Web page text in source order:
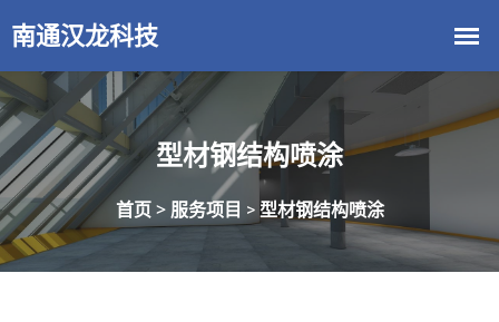
型材钢结构喷涂
首页 > 服务项目 > 型材钢结构喷涂